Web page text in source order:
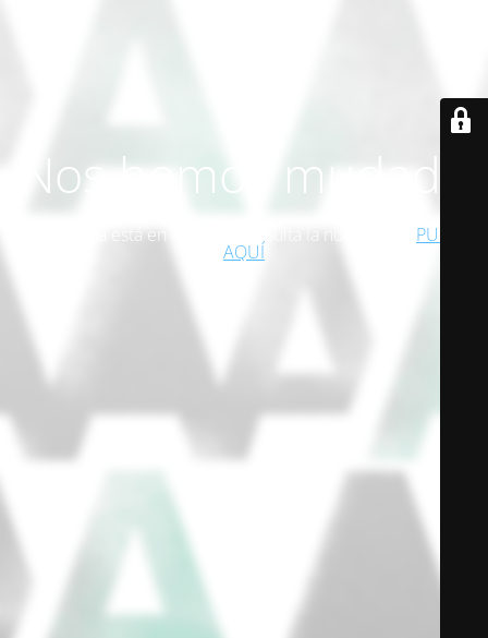
Nos hemos mudado
Esta página está en desuso. Consulta la nueva web! PULSA
AQUÍ